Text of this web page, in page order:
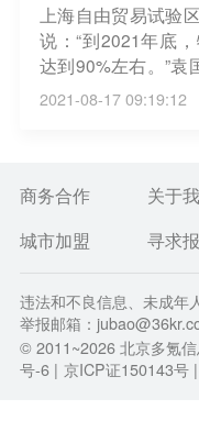
上海自由贸易试验
说：“到2021年底
达到90%左右。”袁
1年全年产量预计将
2021-08-17 09:19:12
商务合作 关于
城市加盟
寻求
违法和不良信息、未成年
举报邮箱：
© 2011~2026北京多氪
号-6 | 京ICP证150143号